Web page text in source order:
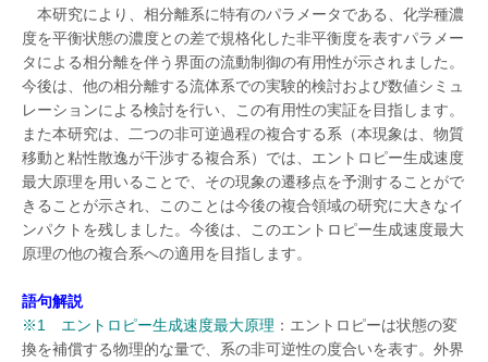
本研究により、相分離系に特有のパラメータである、化学種濃
度を平衡状態の濃度との差で規格化した非平衡度を表すパラメー
タによる相分離を伴う界面の流動制御の有用性が示されました。
今後は、他の相分離する流体系での実験的検討および数値シミュ
レーションによる検討を行い、この有用性の実証を目指します。
また本研究は、二つの非可逆過程の複合する系（本現象は、物質
移動と粘性散逸が干渉する複合系）では、エントロピー生成速度
最大原理を用いることで、その現象の遷移点を予測することがで
きることが示され、このことは今後の複合領域の研究に大きなイ
ンパクトを残しました。今後は、このエントロピー生成速度最大
原理の他の複合系への適用を目指します。
語句解説
※1 エントロピー生成速度最大原理 ：エントロピーは状態の変
換を補償する物理的な量で、系の非可逆性の度合いを表す。外界